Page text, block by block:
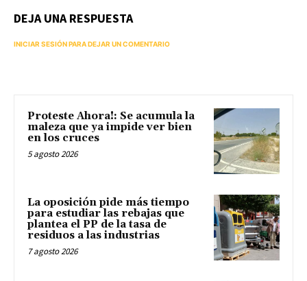
DEJA UNA RESPUESTA
INICIAR SESIÓN PARA DEJAR UN COMENTARIO
Proteste Ahora!: Se acumula la
maleza que ya impide ver bien
en los cruces
5 agosto 2026
La oposición pide más tiempo
para estudiar las rebajas que
plantea el PP de la tasa de
residuos a las industrias
7 agosto 2026